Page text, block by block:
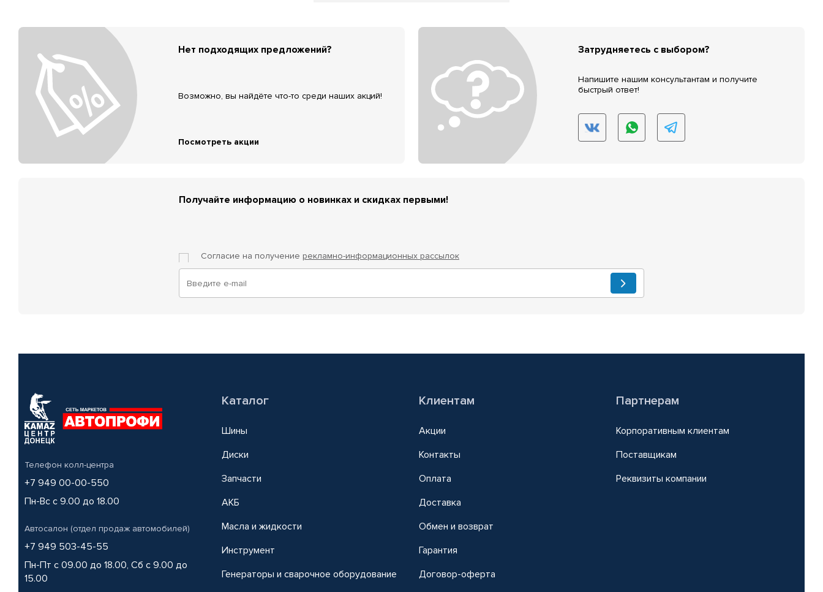
Нет подходящих предложений?
Возможно, вы найдёте что-то среди наших акций!
Посмотреть акции
Затрудняетесь с выбором?
Напишите нашим консультантам и получите
быстрый ответ!
Получайте информацию о новинках и скидках первыми!
Согласие на получение рекламно-информационных рассылок
Телефон колл-центра
+7 949 00-00-550
Пн-Вс с 9.00 до 18.00
Автосалон (отдел продаж автомобилей)
+7 949 503-45-55
Пн-Пт с 09.00 до 18.00, Сб с 9.00 до
15.00
Каталог
Шины
Диски
Запчасти
АКБ
Масла и жидкости
Инструмент
Генераторы и сварочное оборудование
Клиентам
Акции
Контакты
Оплата
Доставка
Обмен и возврат
Гарантия
Договор-оферта
Партнерам
Корпоративным клиентам
Поставщикам
Реквизиты компании